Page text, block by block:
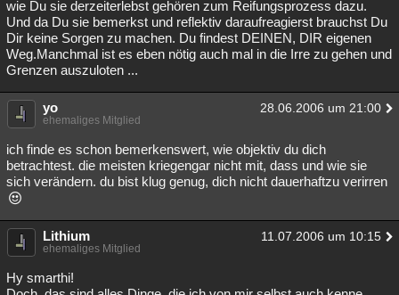
wie Du sie derzeiterlebst gehören zum Reifungsprozess dazu.
Und da Du sie bemerkst und reflektiv daraufreagierst brauchst Du
Dir keine Sorgen zu machen. Du findest DEINEN, DIR eigenen
Weg.Manchmal ist es eben nötig auch mal in die Irre zu gehen und
Grenzen auszuloten ...
yo 28.06.2006 um 21:00
ehemaliges Mitglied
ich finde es schon bemerkenswert, wie objektiv du dich
betrachtest. die meisten kriegengar nicht mit, dass und wie sie
sich verändern. du bist klug genug, dich nicht dauerhaftzu verirren
Lithium 11.07.2006 um 10:15
ehemaliges Mitglied
Hy smarthi!